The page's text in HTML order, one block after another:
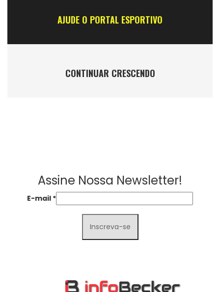
AJUDE O PORTAL ESPORTIVO
CONTINUAR CRESCENDO
Assine Nossa Newsletter!
E-mail *